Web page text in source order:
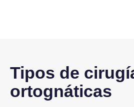
Tipos de
ortognáticas